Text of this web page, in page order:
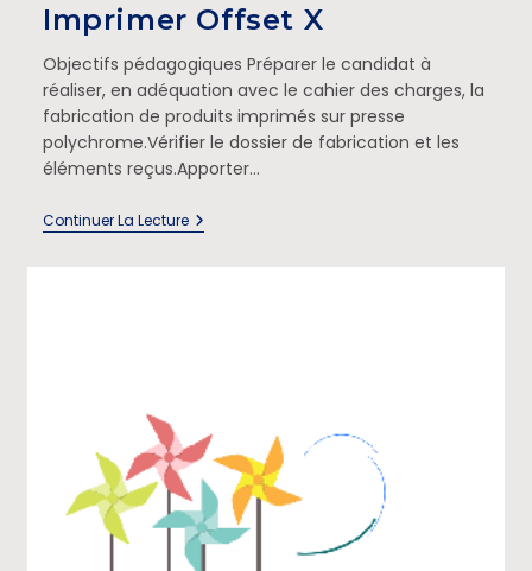
Imprimer Offset X
Objectifs pédagogiques Préparer le candidat à
réaliser, en adéquation avec le cahier des charges, la
fabrication de produits imprimés sur presse
polychrome.Vérifier le dossier de fabrication et les
éléments reçus.Apporter…
Continuer La Lecture